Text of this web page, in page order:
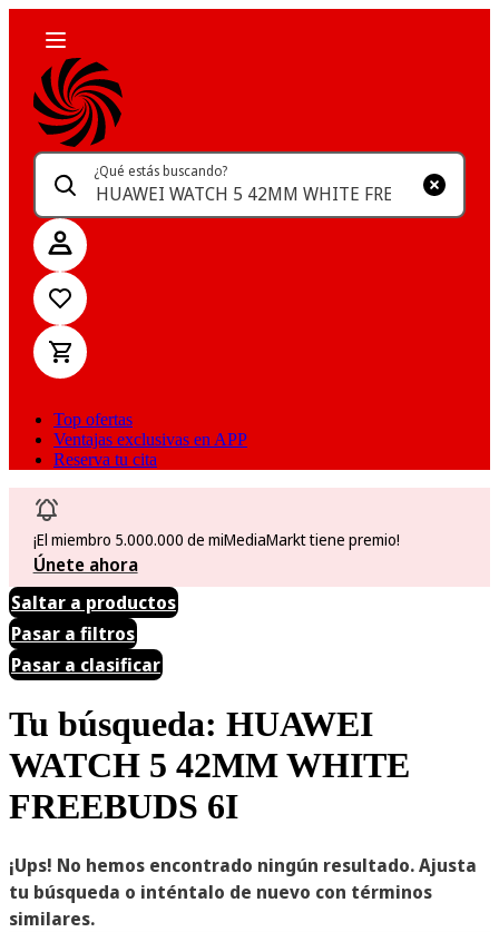
¿Qué estás buscando?
Top ofertas
Ventajas exclusivas en APP
Reserva tu cita
¡El miembro 5.000.000 de miMediaMarkt tiene premio!
Únete ahora
Saltar a productos
Pasar a filtros
Pasar a clasificar
Tu búsqueda: HUAWEI
WATCH 5 42MM WHITE
FREEBUDS 6I
¡Ups! No hemos encontrado ningún resultado. Ajusta
tu búsqueda o inténtalo de nuevo con términos
similares.